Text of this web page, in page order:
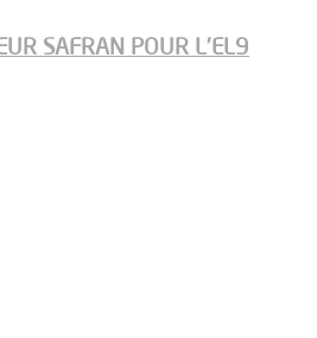
SAFRAN POUR L’EL9